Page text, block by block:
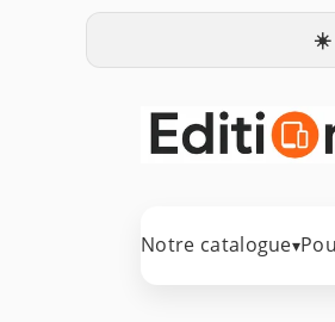
☀️
Notre catalogue▾